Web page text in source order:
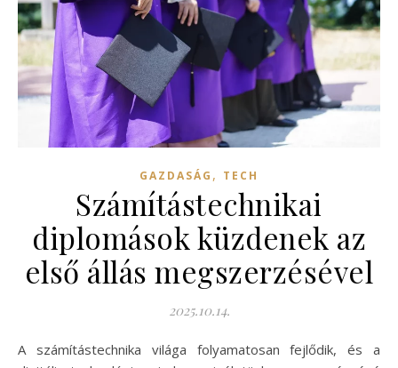
GAZDASÁG , TECH
Számítástechnikai
diplomások küzdenek az
első állás megszerzésével
2025.10.14.
A számítástechnika világa folyamatosan fejlődik, és a